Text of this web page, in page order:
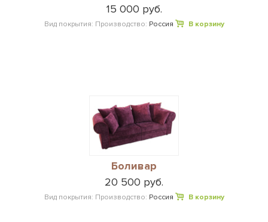
15 000 руб.
Вид покрытия: Производство: Россия В корзину
Боливар
20 500 руб.
Вид покрытия: Производство: Россия В корзину